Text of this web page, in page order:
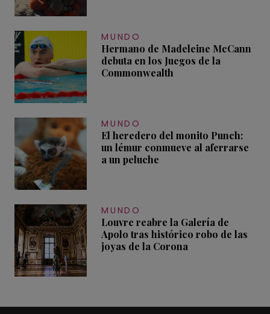
MUNDO
Hermano de Madeleine McCann
debuta en los Juegos de la
Commonwealth
MUNDO
El heredero del monito Punch:
un lémur conmueve al aferrarse
a un peluche
MUNDO
Louvre reabre la Galería de
Apolo tras histórico robo de las
joyas de la Corona